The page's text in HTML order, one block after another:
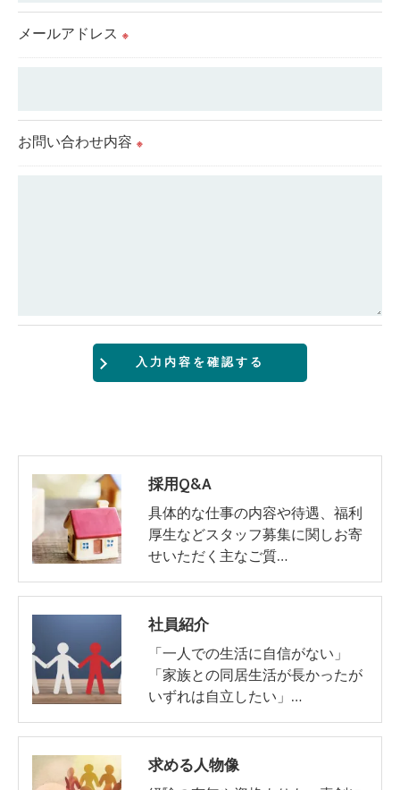
置をとり、適切な監督を行います。
切に安全管理対策を実施します。
当社では、お客様の個人情報の開示･訂正･削除・利
す。
個人情報の開示･訂正･削除・利用停止の具体的手続
きにつきましては、お電話でお問合せ下さい。
メールアドレス ※
お問い合わせ内容 ※
採用Q&A
具体的な仕事の内容や待遇、福利
厚生などスタッフ募集に関しお寄
せいただく主なご質…
社員紹介
「一人での生活に自信がない」
「家族との同居生活が長かったが
いずれは自立したい」…
求める人物像